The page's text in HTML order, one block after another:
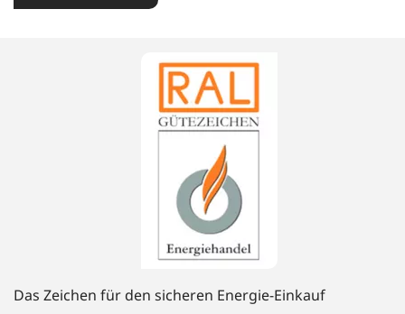
Das Zeichen für den sicheren Energie-Einkauf